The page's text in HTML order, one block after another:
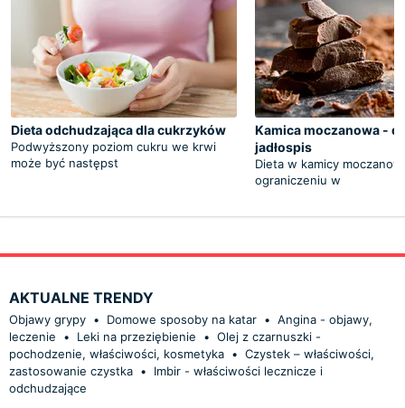
Dieta odchudzająca dla cukrzyków
Podwyższony poziom cukru we krwi
może być następst
Kamica moczanowa -
jadłospis
Dieta w kamicy
ograniczeniu w
AKTUALNE TRENDY
Objawy grypy • Domowe sposoby na katar • Angina - objawy,
leczenie
• Leki na przeziębienie • Olej z czarnuszki -
pochodzenie, właściwości, kosmetyka • Czystek – właściwości,
zastosowanie czystka •
Imbir - właściwości lecznicze i
odchudzające